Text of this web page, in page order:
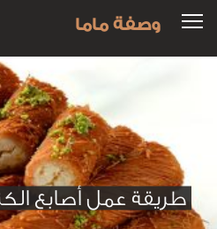
وصفة ماما
طريقة عمل أصابع